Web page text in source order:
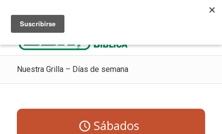
Nuestra Grilla – Días de semana
Sábados